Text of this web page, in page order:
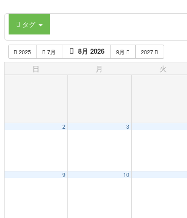
タグ
2025 7月 8月 2026 9月 2027
日 月 火
2 3
9 10